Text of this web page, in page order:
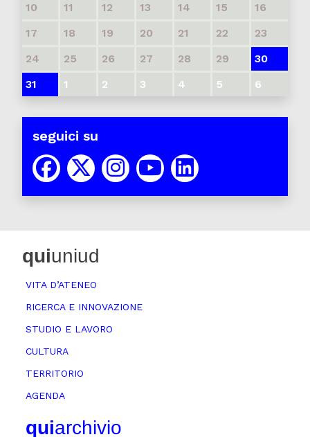
10
11 12 13 14 15
16
17
18 19 20 21 22
23
24
25 26 27 28 29
30
31
1 2 3 4 5 6
seguici su
quiuniud
VITA D’ATENEO
RICERCA E INNOVAZIONE
STUDIO E LAVORO
CULTURA
TERRITORIO
AGENDA
quiarchivio